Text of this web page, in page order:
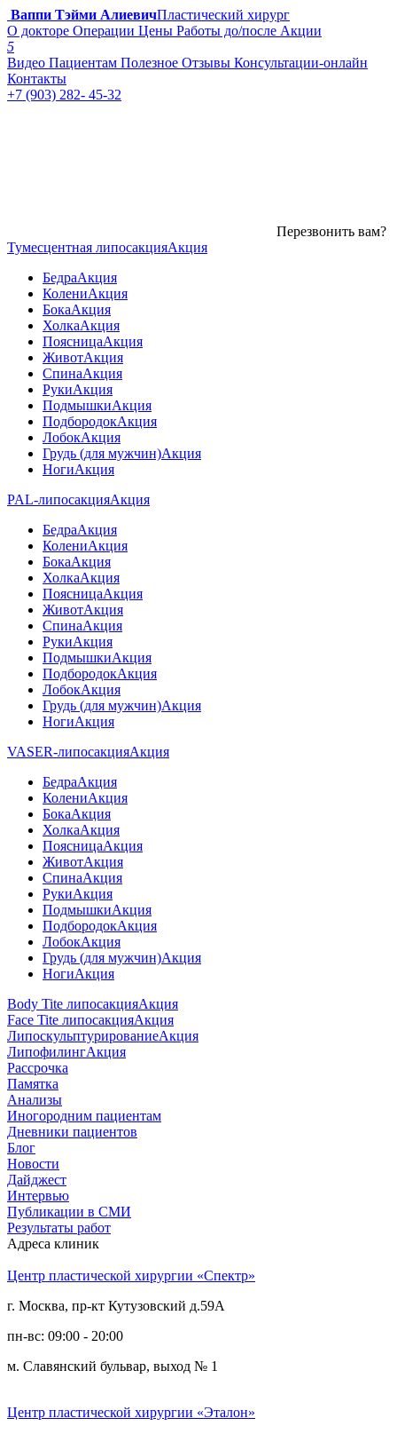
Ваппи Тэйми АлиевичПластический хирург
О докторе Операции Цены Работы до/после Акции
5
Видео Пациентам Полезное Отзывы Консультации-онлайн
Контакты
+7 (903) 282- 45-32
Перезвонить вам?
Тумесцентная липосакцияАкция
БедраАкция
КолениАкция
БокаАкция
ХолкаАкция
ПоясницаАкция
ЖивотАкция
СпинаАкция
РукиАкция
ПодмышкиАкция
ПодбородокАкция
ЛобокАкция
Грудь (для мужчин)Акция
НогиАкция
PAL-липосакцияАкция
БедраАкция
КолениАкция
БокаАкция
ХолкаАкция
ПоясницаАкция
ЖивотАкция
СпинаАкция
РукиАкция
ПодмышкиАкция
ПодбородокАкция
ЛобокАкция
Грудь (для мужчин)Акция
НогиАкция
VASER-липосакцияАкция
БедраАкция
КолениАкция
БокаАкция
ХолкаАкция
ПоясницаАкция
ЖивотАкция
СпинаАкция
РукиАкция
ПодмышкиАкция
ПодбородокАкция
ЛобокАкция
Грудь (для мужчин)Акция
НогиАкция
Body Tite липосакцияАкция
Face Tite липосакцияАкция
ЛипоскульптурированиеАкция
ЛипофилингАкция
Рассрочка
Памятка
Анализы
Иногородним пациентам
Дневники пациентов
Блог
Новости
Дайджест
Интервью
Публикации в СМИ
Результаты работ
Адреса клиник
Центр пластической хирургии «Спектр»
г. Москва, пр-кт Кутузовский д.59А
пн-вс: 09:00 - 20:00
м. Славянский бульвар, выход № 1
Центр пластической хирургии «Эталон»